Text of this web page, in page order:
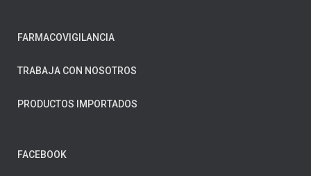
FARMACOVIGILANCIA
TRABAJA CON NOSOTROS
PRODUCTOS IMPORTADOS
FACEBOOK